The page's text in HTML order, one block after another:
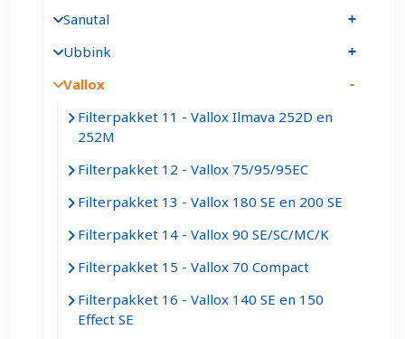
Sanutal
Ubbink
Vallox
Filterpakket 11 - Vallox Ilmava 252D en
252M
Filterpakket 12 - Vallox 75/95/95EC
Filterpakket 13 - Vallox 180 SE en 200 SE
Filterpakket 14 - Vallox 90 SE/SC/MC/K
Filterpakket 15 - Vallox 70 Compact
Filterpakket 16 - Vallox 140 SE en 150
Effect SE